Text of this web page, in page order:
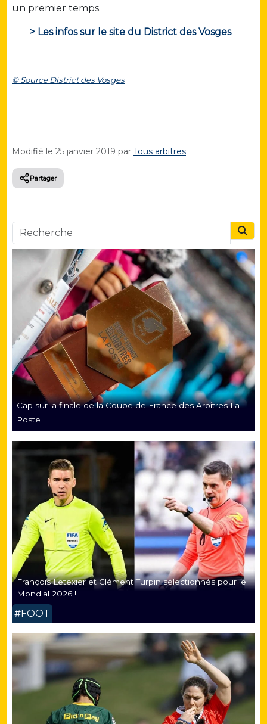
un premier temps.
> Les infos sur le site du District des Vosges
© Source District des Vosges
Modifié le 25 janvier 2019 par Tous arbitres
Partager
Cap sur la finale de la Coupe de France des Arbitres La
Poste
François Letexier et Clément Turpin sélectionnés pour le
Mondial 2026 !
#FOOT